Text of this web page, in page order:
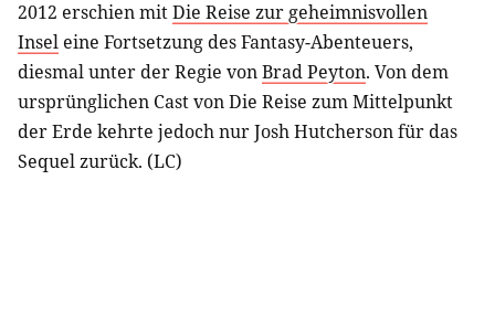
2012 erschien mitDie Reise zur geheimnisvollen
Insel eine Fortsetzung des Fantasy-Abenteuers,
diesmal unter der Regie vonBrad Peyton. Von dem
ursprünglichen Cast von Die Reise zum Mittelpunkt
der Erde kehrte jedoch nur Josh Hutcherson für das
Sequel zurück. (LC)